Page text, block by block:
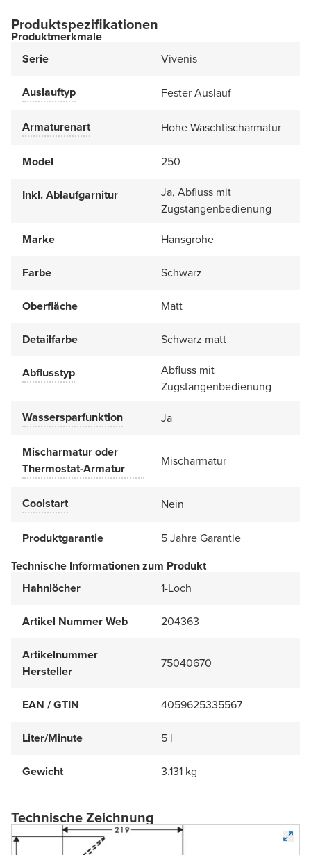
Produktspezifikationen
Produktmerkmale
Serie
Vivenis
Auslauftyp Fester Auslauf
Armaturenart Hohe Waschtischarmatur
Model 250
Inkl. Ablaufgarnitur
Ja, Abfluss mit
Zugstangenbedienung
Marke
Hansgrohe
Farbe Schwarz
Oberfläche Matt
Detailfarbe Schwarz matt
Abflusstyp
Abfluss mit
Zugstangenbedienung
Wassersparfunktion
Ja
Mischarmatur oder
Thermostat-Armatur
Mischarmatur
Coolstart Nein
Produktgarantie
5 Jahre Garantie
Technische Informationen zum Produkt
Hahnlöcher
1-Loch
Artikel Nummer Web 204363
Artikelnummer
Hersteller
75040670
EAN / GTIN 4059625335567
Liter/Minute 5 l
Gewicht 3.131 kg
Technische Zeichnung